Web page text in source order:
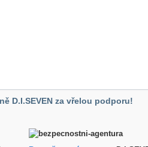
D.I.SEVEN za vřelou podporu!